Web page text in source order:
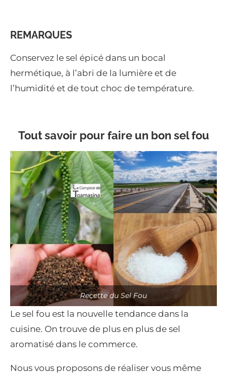
REMARQUES
Conservez le sel épicé dans un bocal
hermétique, à l’abri de la lumière et de
l’humidité et de tout choc de température.
Tout savoir pour faire un bon sel fou
Recette du Sel Fou
Le sel fou est la nouvelle tendance dans la
cuisine. On trouve de plus en plus de sel
aromatisé dans le commerce.
Nous vous proposons de réaliser vous même